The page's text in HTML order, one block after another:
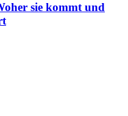
sie kommt und